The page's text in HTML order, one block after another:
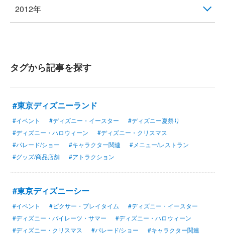
2012年
タグから記事を探す
#東京ディズニーランド
#イベント #ディズニー・イースター
#ディズニー夏祭り
#ディズニー・ハロウィーン
#ディズニー・クリスマス
#パレード/ショー
#キャラクター関連
#メニュー/レストラン
#グッズ/商品店舗
#アトラクション
#東京ディズニーシー
#イベント #ピクサー・プレイタイム
#ディズニー・イースター
#ディズニー・パイレーツ・サマー
#ディズニー・ハロウィーン
#ディズニー・クリスマス
#パレード/ショー
#キャラクター関連